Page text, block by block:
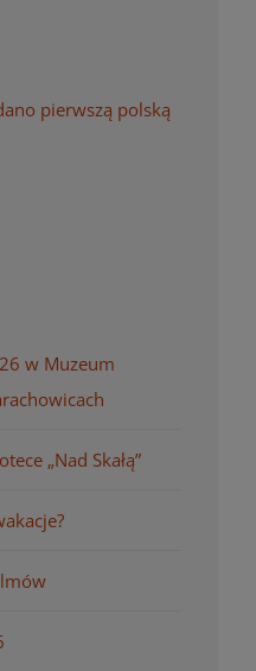
pierwszą polską
w Muzeum
„Nad Skałą”